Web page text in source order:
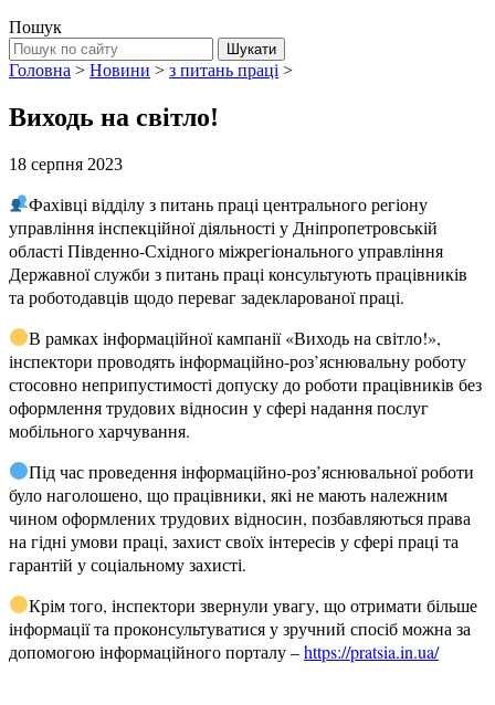
Пошук
Головна > Новини > з питань праці >
Виходь на світло!
18 серпня 2023
Фахівці відділу з питань праці центрального регіону
управління інспекційної діяльності у Дніпропетровській
області Південно-Східного міжрегіонального управління
Державної служби з питань праці консультують працівників
та роботодавців щодо переваг задекларованої праці.
В рамках інформаційної кампанії «Виходь на світло!»,
інспектори проводять інформаційно-роз’яснювальну роботу
стосовно неприпустимості допуску до роботи працівників без
оформлення трудових відносин у сфері надання послуг
мобільного харчування.
Під час проведення інформаційно-роз’яснювальної роботи
було наголошено, що працівники, які не мають належним
чином оформлених трудових відносин, позбавляються права
на гідні умови праці, захист своїх інтересів у сфері праці та
гарантій у соціальному захисті.
Крім того, інспектори звернули увагу, що отримати більше
інформації та проконсультуватися у зручний спосіб можна за
допомогою інформаційного порталу –https://pratsia.in.ua/